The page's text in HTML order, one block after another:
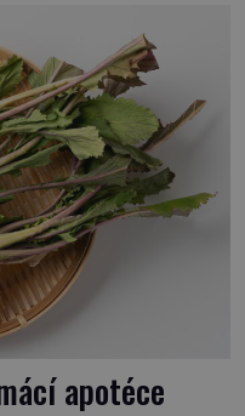
bylo postaveno v
apotéce